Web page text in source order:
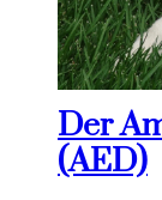
Der
(AED)